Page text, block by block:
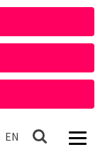
EN In English
Haku